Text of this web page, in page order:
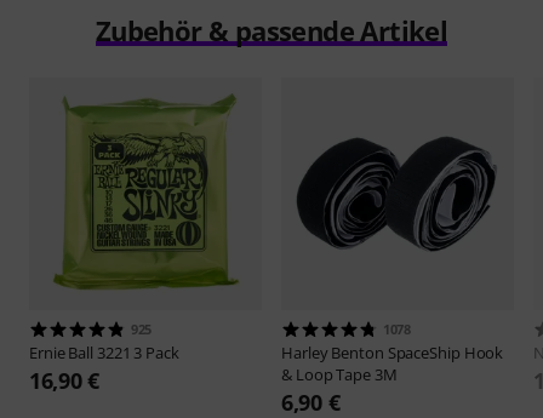
Zubehör & passende Artikel
925
Ernie Ball 3221 3 Pack
16,90 €
1078
Harley Benton SpaceShip Hook
& Loop Tape 3M
6,90 €